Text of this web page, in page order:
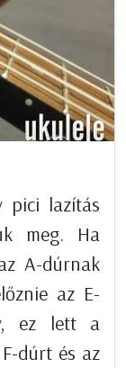
pici lazítás
meg. Ha
A-dúrnak
az E-
ez lett a
dúrt és az